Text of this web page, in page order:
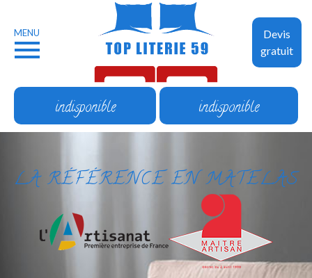
Devis
gratuit
MENU
indisponible indisponible
LA RÉFÉRENCE EN MATELAS